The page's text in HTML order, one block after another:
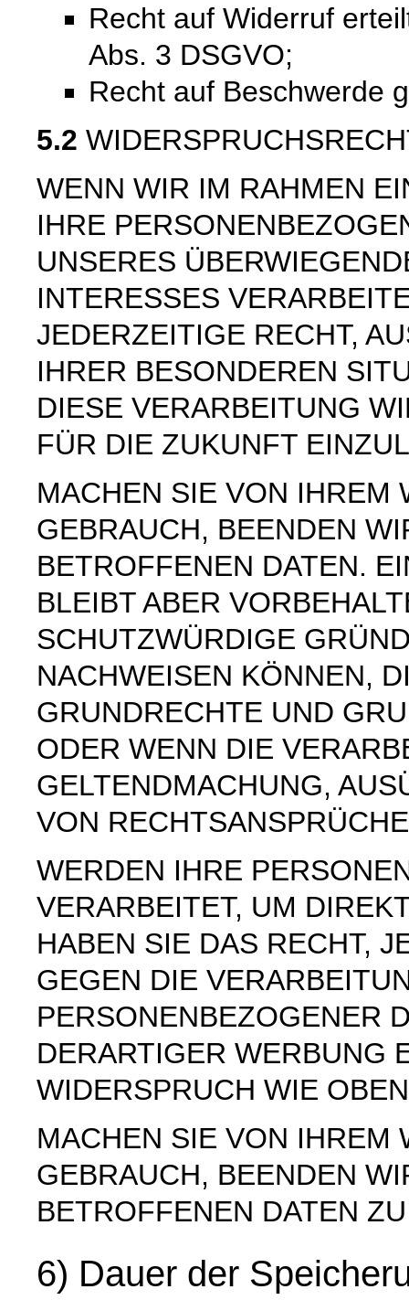
Recht auf Widerruf
Abs. 3 DSGVO;
Recht auf Beschwerde
5.2
WENN WIR IM RAHMEN
IHRE
UNSERES
INTERESSES
JEDERZEITIGE RECHT,
IHRER BESONDEREN
DIESE VERARBEITUNG
FÜR DIE ZUKUNFT
MACHEN SIE VON IHREM
GEBRAUCH, BEENDEN
BETROFFENEN DATEN.
BLEIBT ABER
SCHUTZWÜRDIGE
NACHWEISEN KÖNNEN,
GRUNDRECHTE UND
ODER WENN DIE
GELTENDMACHUNG,
VON
WERDEN IHRE
VERARBEITET, UM
HABEN SIE DAS RECHT,
GEGEN DIE
PERSONENBEZOGENER
DERARTIGER WERBUNG
WIDERSPRUCH WIE
MACHEN SIE VON IHREM
GEBRAUCH, BEENDEN
BETROFFENEN DATEN
6) Dauer der